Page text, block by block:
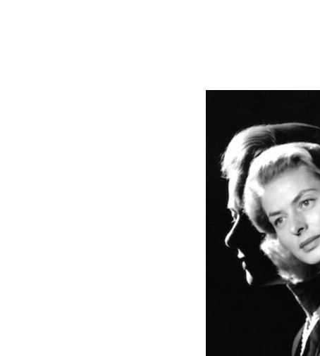
イングリッド・バーグ
しかし、フランスのアルクールで撮
感じだ。最初、ジャンヌ・モローの
る。口はへの字に曲がっているし、